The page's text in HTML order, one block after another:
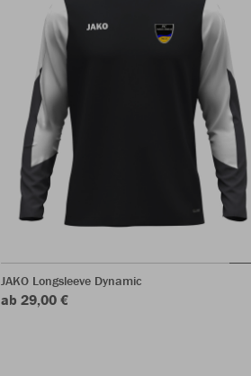
JAKO Longsleeve Dynamic
ab 29,00 €